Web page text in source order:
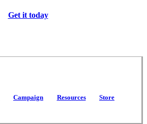
Get it today
Campaign Resources Store